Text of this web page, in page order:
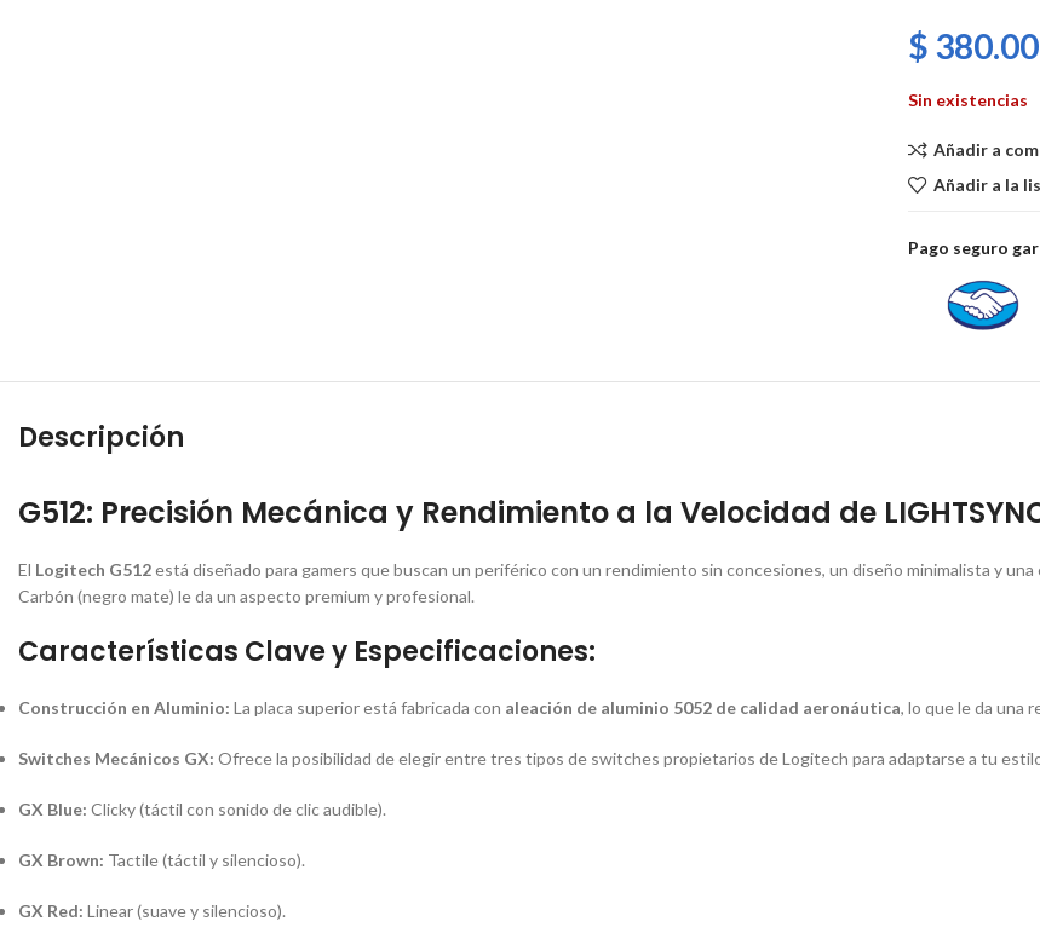
$
Sin existencias
Añadir a
Añadir a la
Pago seguro
Descripción
G512: Precisión Mecánica y Rendimiento a la Velocidad de
El Logitech G512está diseñado para gamers que buscan un periférico con un rendimiento sin concesiones, un diseño minimalista y
Carbón (negro mate) le da un aspecto premium y profesional.
Características Clave y Especificaciones:
Construcción en Aluminio: La placa superior está fabricada con aleación de aluminio 5052 de calidad aeronáutica, lo que le da una
Switches Mecánicos GX: Ofrece la posibilidad de elegir entre tres tipos de switches propietarios de Logitech para adaptarse a tu
GX Blue: Clicky (táctil con sonido de clic audible).
GX Brown: Tactile (táctil y silencioso).
GX Red: Linear (suave y silencioso).